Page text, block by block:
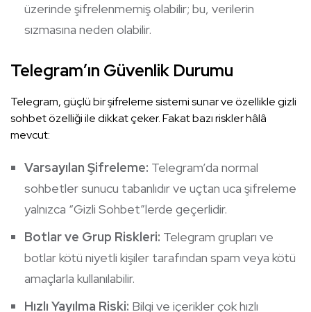
üzerinde şifrelenmemiş olabilir; bu, verilerin
sızmasına neden olabilir.
Telegram’ın Güvenlik Durumu
Telegram, güçlü bir şifreleme sistemi sunar ve özellikle gizli
sohbet özelliği ile dikkat çeker. Fakat bazı riskler hâlâ
mevcut:
Varsayılan Şifreleme: Telegram’da normal
sohbetler sunucu tabanlıdır ve uçtan uca şifreleme
yalnızca “Gizli Sohbet”lerde geçerlidir.
Botlar ve Grup Riskleri: Telegram grupları ve
botlar kötü niyetli kişiler tarafından spam veya kötü
amaçlarla kullanılabilir.
Hızlı Yayılma Riski: Bilgi ve içerikler çok hızlı